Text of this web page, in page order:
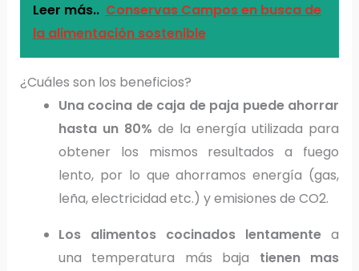
Leer más.. Conservas Campos en busca de
la alimentación sostenible
¿Cuáles son los beneficios?
Una cocina de caja de paja puede ahorrar
hasta un 80% de la energía utilizada para
obtener los mismos resultados a fuego
lento, por lo que ahorramos energía (gas,
leña, electricidad etc.) y emisiones de CO2.
Los alimentos cocinados lentamente a
una temperatura más baja tienen mas